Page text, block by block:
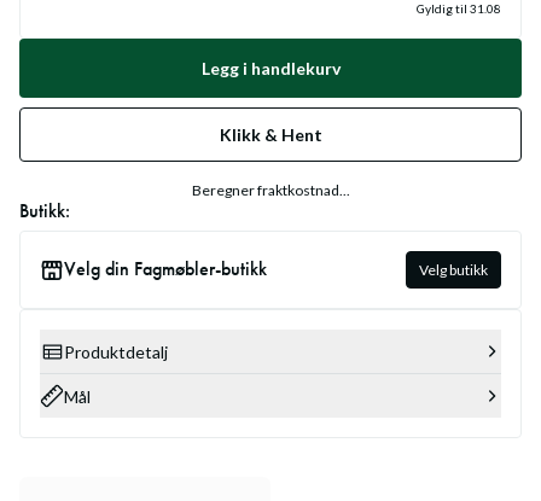
Gyldig til 31.08
Legg i handlekurv
Klikk & Hent
Beregner fraktkostnad...
Butikk:
Velg din Fagmøbler-butikk Velg butikk
Produktdetalj
Mål